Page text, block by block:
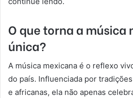
O que torna a música
única?
A música mexicana é o reflexo
do país. Influenciada por
e africanas, ela não apenas